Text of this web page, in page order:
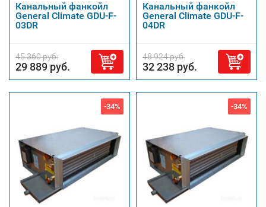
Канальный фанкойл
General Climate GDU-F-
03DR
45 360 руб.
29 889 руб.
Канальный фанкойл
General Climate GDU-F-
04DR
48 924 руб.
32 238 руб.
-34% -34%